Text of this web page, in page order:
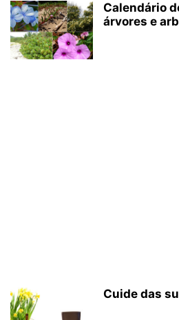
Calendário
árvores e
Cuide das